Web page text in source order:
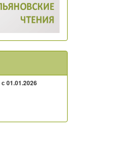
с 01.01.2026